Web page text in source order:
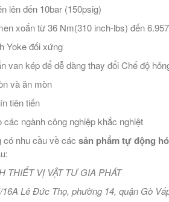
lên đến 10bar (150psig)
xoắn từ 36 Nm(310 inch-lbs) đến
Yoke đối xứng
van kép để dễ dàng thay đổi Chế độ
và ăn mòn
tiên tiến
các ngành công nghiệp khắc nghiệt
nhu cầu về các sản phẩm tự động
THIẾT VỊ VẬT TƯ GIA PHÁT
Lê Đức Thọ, phường 14, quận Gò